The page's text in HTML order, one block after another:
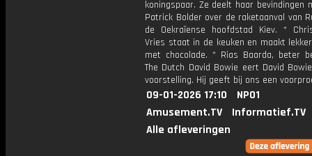
koningspaar. Ze deelt haar bevindingen
Patrick Bolder over de raketaanval van
de Oekraïense hoofdstad Kiev. *
Vries staat in de keuken en maakt
met chocolade. * Rias Baarda, beter
The Dutch David Bowie eert David
voorstelling. Hij geeft bij ons een
09-01-2026 17:10
NPO1
Amusement.TV
Informatief.TV
Alle afleveringen